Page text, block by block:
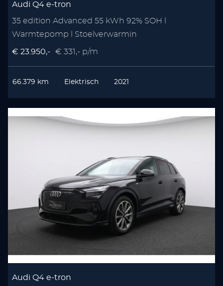
Audi Q4 e-tron
35 edition Advanced 55 kWh 92% SOH l
Warmtepomp l Stoelverwarmin
€ 23.950,- € 331,- p/m
66.379 km Elektrisch 2021
Audi Q4 e-tron